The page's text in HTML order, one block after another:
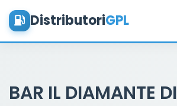
DistributoriGPL
BAR IL DIAMANTE DI